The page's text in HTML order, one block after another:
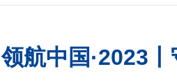
领航中国·2023